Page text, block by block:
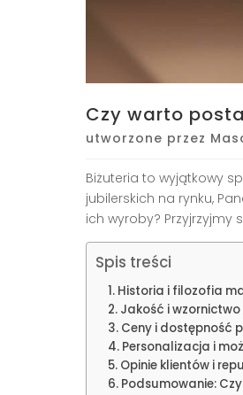
Czy warto
utworzone przez
Biżuteria to wyjątkowy
jubilerskich na rynku,
ich wyroby? Przyjrzyjmy
Spis treści
Historia i filozofia
Jakość i
Ceny i dostępność
Personalizacja i
Opinie klientów i
Podsumowanie: